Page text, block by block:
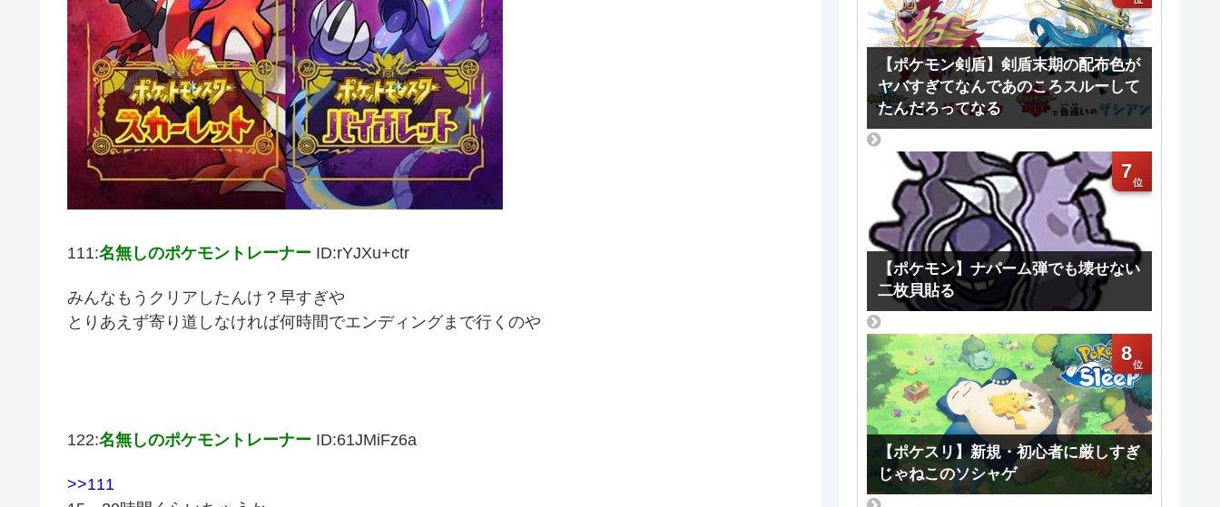
111:名無しのポケモントレーナー ID:rYJXu+ctr
みんなもうクリアしたんけ？早すぎや
とりあえず寄り道しなければ何時間でエンディングまで行くのや
122:名無しのポケモントレーナー ID:61JMiFz6a
>>111
【ポケモン剣盾】剣盾末期の配布色が
ヤバすぎてなんであのころスルーして
たんだろってなる
7
【ポケモン】ナパーム弾でも壊せない
二枚貝貼る
8
【ポケスリ】新規・初心者に厳しすぎ
じゃねこのソシャゲ